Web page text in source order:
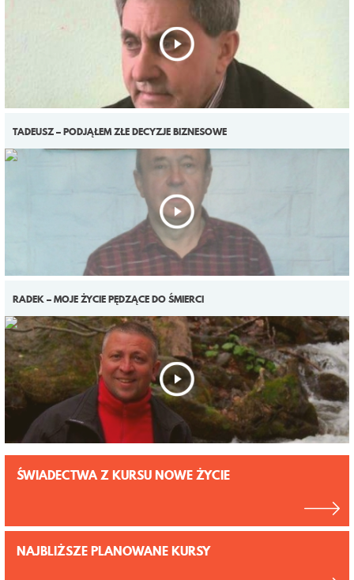
TADEUSZ – PODJĄŁEM ZŁE DECYZJE BIZNESOWE
RADEK – MOJE ŻYCIE PĘDZĄCE DO ŚMIERCI
ŚWIADECTWA Z KURSU NOWE ŻYCIE
NAJBLIŻSZE PLANOWANE KURSY